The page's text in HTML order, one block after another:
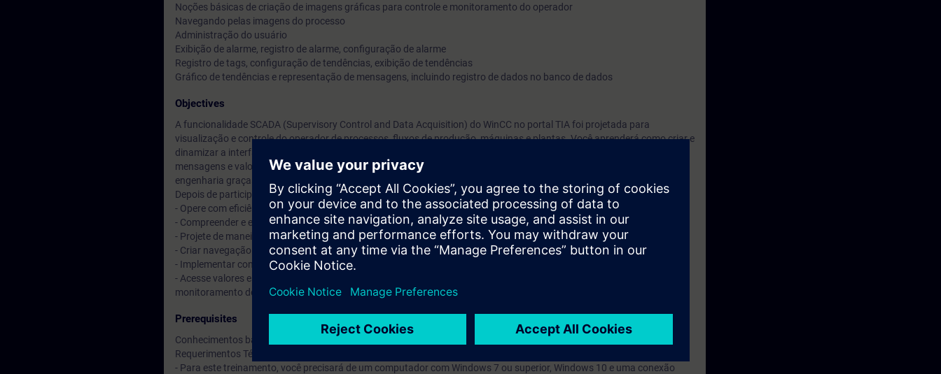
para ajudá-lo a aprender os princípios básicos.
Noções básicas de criação de imagens gráficas para controle e monitoramento do operador
Navegando pelas imagens do processo
Administração do usuário
Exibição de alarme, registro de alarme, configuração de alarme
Registro de tags, configuração de tendências, exibição de tendências
Gráfico de tendências e representação de mensagens, incluindo registro de dados no banco de dados
Objectives
A funcionalidade SCADA (Supervisory Control and Data Acquisition) do WinCC no portal TIA foi projetada para
visualização e controle do operador de processos, fluxos de produção, máquinas e plantas. Você aprenderá como criar e
dinamizar a interface do operador necessária para o seu sistema SCADA. Você também será mostrado como registrar
mensagens e valores e como projetar e implementar os logs apropriados. Você pode usar efetivamente a fase de
engenharia graças ao que aprendeu sobre a operação confiável do sistema.
Depois de participar do curso, você pode fazer o seguinte:
- Opere com eficiência e confiabilidade o SIMATIC WinCC com base na plataforma de engenharia "TIA Portal"
- Compreender e editar projetos SIMATIC WinCC para uso na área SCADA
- Projete de maneira ideal uma interface do operador e use seletivamente os painéis
- Criar navegação na tela e administração de usuários
- Implementar conceitos de registro de mensagens, alarmes e valores medidos
- Acesse valores específicos do SIMATIC S7 e exiba e processe-os posteriormente no sistema de controle e
monitoramento do operador (HMI)
Prerequisites
Conhecimentos básicos em automação.
Requerimentos Técnicos
- Para este treinamento, você precisará de um computador com Windows 7 ou superior, Windows 10 e uma conexão